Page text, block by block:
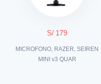
S/ 179
MICROFONO, RAZER, SEIREN
MINI v3 QUAR